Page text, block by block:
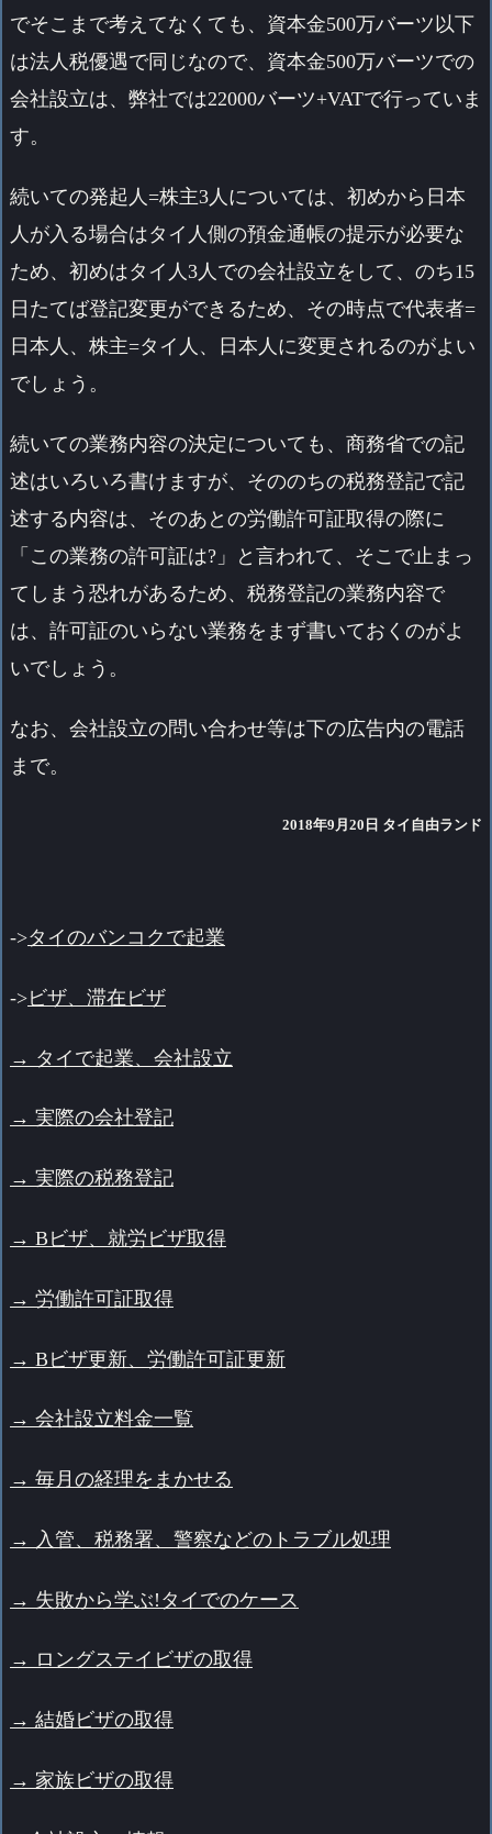
でそこまで考えてなくても、資本金500万バーツ以下
は法人税優遇で同じなので、資本金500万バーツでの
会社設立は、弊社では22000バーツ+VATで行っていま
す。
続いての発起人=株主3人については、初めから日本
人が入る場合はタイ人側の預金通帳の提示が必要な
ため、初めはタイ人3人での会社設立をして、のち15
日たてば登記変更ができるため、その時点で代表者=
日本人、株主=タイ人、日本人に変更されるのがよい
でしょう。
続いての業務内容の決定についても、商務省での記
述はいろいろ書けますが、そののちの税務登記で記
述する内容は、そのあとの労働許可証取得の際に
「この業務の許可証は?」と言われて、そこで止まっ
てしまう恐れがあるため、税務登記の業務内容で
は、許可証のいらない業務をまず書いておくのがよ
いでしょう。
なお、会社設立の問い合わせ等は下の広告内の電話
まで。
2018年9月20日 タイ自由ランド
->タイのバンコクで起業
->ビザ、滞在ビザ
→ タイで起業、会社設立
→ 実際の会社登記
→ 実際の税務登記
→ Bビザ、就労ビザ取得
→ 労働許可証取得
→ Bビザ更新、労働許可証更新
→ 会社設立料金一覧
→ 毎月の経理をまかせる
→ 入管、税務署、警察などのトラブル処理
→ 失敗から学ぶ!タイでのケース
→ ロングステイビザの取得
→ 結婚ビザの取得
→ 家族ビザの取得